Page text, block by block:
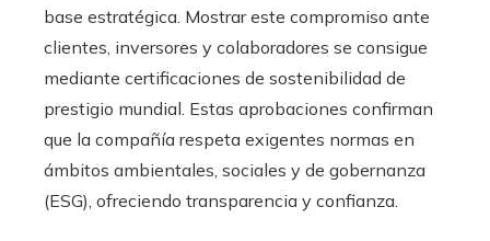
base estratégica. Mostrar este compromiso ante
clientes, inversores y colaboradores se consigue
mediante certificaciones de sostenibilidad de
prestigio mundial. Estas aprobaciones confirman
que la compañía respeta exigentes normas en
ámbitos ambientales, sociales y de gobernanza
(ESG), ofreciendo transparencia y confianza.